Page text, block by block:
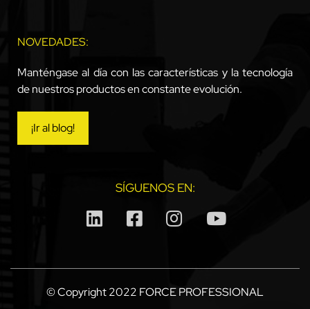
NOVEDADES:
Manténgase al día con las características y la tecnología
de nuestros productos en constante evolución.
¡Ir al blog!
SÍGUENOS EN:
© Copyright 2022 FORCE PROFESSIONAL